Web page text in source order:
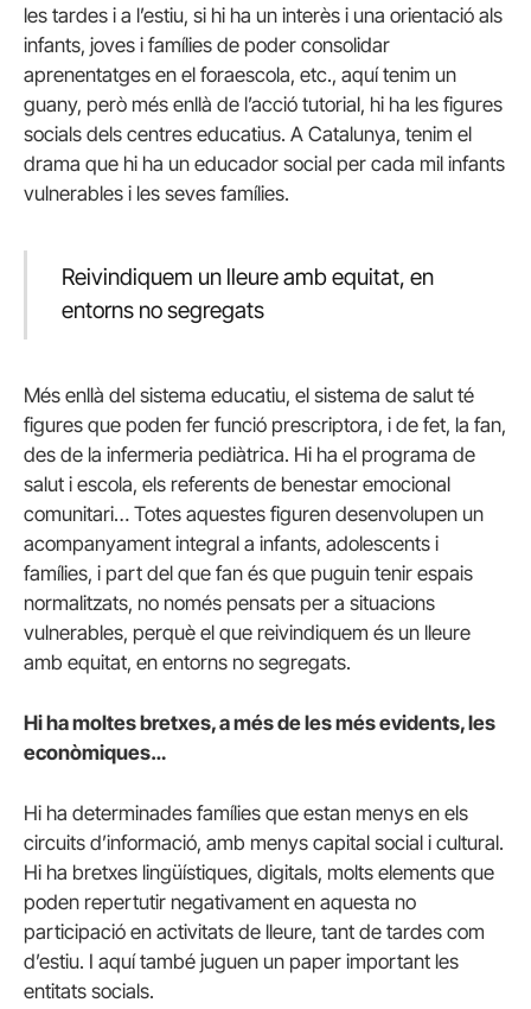
les tardes i a l’estiu, si hi ha un interès i una orientació als
infants, joves i famílies de poder consolidar
aprenentatges en el foraescola, etc., aquí tenim un
guany, però més enllà de l’acció tutorial, hi ha les figures
socials dels centres educatius. A Catalunya, tenim el
drama que hi ha un educador social per cada mil infants
vulnerables i les seves famílies.
Reivindiquem un lleure amb equitat, en
entorns no segregats
Més enllà del sistema educatiu, el sistema de salut té
figures que poden fer funció prescriptora, i de fet, la fan,
des de la infermeria pediàtrica. Hi ha el programa de
salut i escola, els referents de benestar emocional
comunitari… Totes aquestes figuren desenvolupen un
acompanyament integral a infants, adolescents i
famílies, i part del que fan és que puguin tenir espais
normalitzats, no només pensats per a situacions
vulnerables, perquè el que reivindiquem és un lleure
amb equitat, en entorns no segregats.
Hi ha moltes bretxes, a més de les més evidents, les
econòmiques…
Hi ha determinades famílies que estan menys en els
circuits d’informació, amb menys capital social i cultural.
Hi ha bretxes lingüístiques, digitals, molts elements que
poden repertutir negativament en aquesta no
participació en activitats de lleure, tant de tardes com
d’estiu. I aquí també juguen un paper important les
entitats socials.